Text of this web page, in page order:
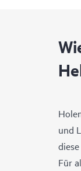
und
Für